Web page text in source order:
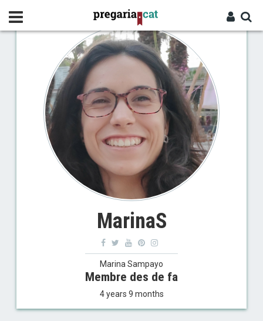
contingut
MarinaS
Marina Sampayo
Membre des de fa
4 years 9 months